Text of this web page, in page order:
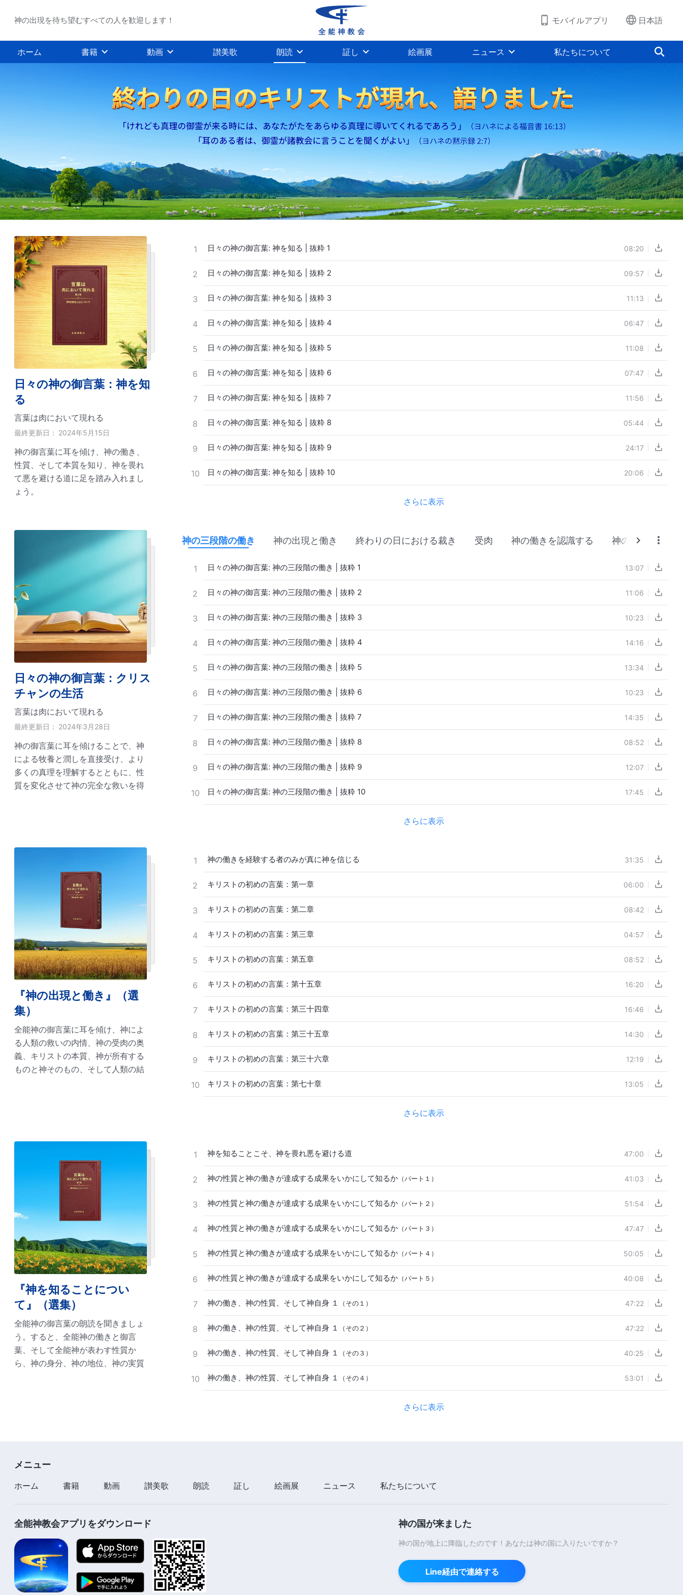
神の出現を待ち望むすべての人を歓迎します！ モバイルアプリ 日本語
ホーム 書籍 動画 讃美歌 朗読 証し 絵画展 ニュース 私たちについて
日々の神の御言葉：神を知
る
言葉は肉において現れる
最終更新日： 2024年5月15日
神の御言葉に耳を傾け、神の働き、
性質、そして本質を知り、神を畏れ
て悪を避ける道に足を踏み入れまし
ょう。
1 日々の神の御言葉: 神を知る | 抜粋 1 08:20
2 日々の神の御言葉: 神を知る | 抜粋 2 09:57
3 日々の神の御言葉: 神を知る | 抜粋 3 11:13
4 日々の神の御言葉: 神を知る | 抜粋 4 06:47
5 日々の神の御言葉: 神を知る | 抜粋 5 11:08
6 日々の神の御言葉: 神を知る | 抜粋 6 07:47
7 日々の神の御言葉: 神を知る | 抜粋 7 11:56
8 日々の神の御言葉: 神を知る | 抜粋 8 05:44
9 日々の神の御言葉: 神を知る | 抜粋 9 24:17
10 日々の神の御言葉: 神を知る | 抜粋 10 20:06
さらに表示
日々の神の御言葉：クリス
チャンの生活
言葉は肉において現れる
最終更新日： 2024年3月28日
神の御言葉に耳を傾けることで、神
による牧養と潤しを直接受け、より
多くの真理を理解するとともに、性
質を変化させて神の完全な救いを得
神の三段階の働き 神の出現と働き 終わりの日における裁き 受肉 神の働きを認識する 神の性質、およ
1 日々の神の御言葉: 神の三段階の働き | 抜粋 1 13:07
2 日々の神の御言葉: 神の三段階の働き | 抜粋 2 11:06
3 日々の神の御言葉: 神の三段階の働き | 抜粋 3 10:23
4 日々の神の御言葉: 神の三段階の働き | 抜粋 4 14:16
5 日々の神の御言葉: 神の三段階の働き | 抜粋 5 13:34
6 日々の神の御言葉: 神の三段階の働き | 抜粋 6 10:23
7 日々の神の御言葉: 神の三段階の働き | 抜粋 7 14:35
8 日々の神の御言葉: 神の三段階の働き | 抜粋 8 08:52
9 日々の神の御言葉: 神の三段階の働き | 抜粋 9 12:07
10 日々の神の御言葉: 神の三段階の働き | 抜粋 10 17:45
さらに表示
『神の出現と働き』（選
集）
全能神の御言葉に耳を傾け、神によ
る人類の救いの内情、神の受肉の奥
義、キリストの本質、神が所有する
ものと神そのもの、そして人類の結
1 神の働きを経験する者のみが真に神を信じる 31:35
2 キリストの初めの言葉：第一章 06:00
3 キリストの初めの言葉：第二章 08:42
4 キリストの初めの言葉：第三章 04:57
5 キリストの初めの言葉：第五章 08:52
6 キリストの初めの言葉：第十五章 16:20
7 キリストの初めの言葉：第三十四章 16:46
8 キリストの初めの言葉：第三十五章 14:30
9 キリストの初めの言葉：第三十六章 12:19
10 キリストの初めの言葉：第七十章 13:05
さらに表示
『神を知ることについ
て』（選集）
全能神の御言葉の朗読を聞きましょ
う。すると、全能神の働きと御言
葉、そして全能神が表わす性質か
ら、神の身分、神の地位、神の実質
1 神を知ることこそ、神を畏れ悪を避ける道 47:00
2 神の性質と神の働きが達成する成果をいかにして知るか （パート１） 41:03
3 神の性質と神の働きが達成する成果をいかにして知るか （パート２） 51:54
4 神の性質と神の働きが達成する成果をいかにして知るか （パート３） 47:47
5 神の性質と神の働きが達成する成果をいかにして知るか （パート４） 50:05
6 神の性質と神の働きが達成する成果をいかにして知るか （パート５） 40:08
7 神の働き、神の性質、そして神自身 １ （その１） 47:22
8 神の働き、神の性質、そして神自身 １ （その２） 47:22
9 神の働き、神の性質、そして神自身 １ （その３） 40:25
10 神の働き、神の性質、そして神自身 １ （その４） 53:01
さらに表示
メニュー
ホーム 書籍 動画 讃美歌 朗読 証し 絵画展 ニュース 私たちについて
全能神教会アプリをダウンロード 神の国が来ました
神の国が地上に降臨したのです！あなたは神の国に入りたいですか？
Line経由で連絡する